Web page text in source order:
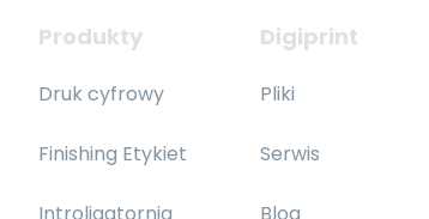
Produkty
Druk cyfrowy
Finishing Etykiet
Introligatornia
Digiprint
Pliki
Serwis
Blog